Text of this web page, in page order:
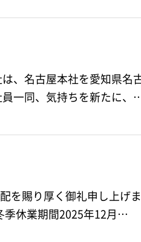
を賜り厚く御礼申し上げま
て、弊社冬期休業期間は以下のとおりとさせていただきます。 冬季休業期間2025年12月…